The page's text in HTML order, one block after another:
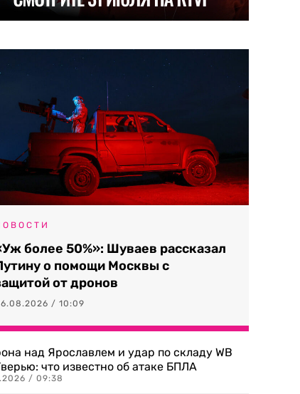
более 50%»: Шуваев рассказал
о помощи Москвы с
от дронов
/ 10:09
над Ярославлем и удар по складу WB
что известно об атаке БПЛА
/ 09:38